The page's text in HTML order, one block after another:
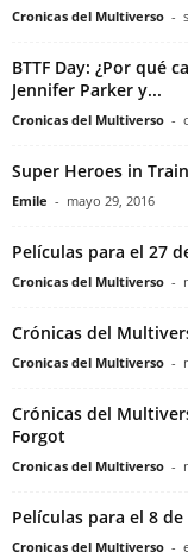
Cronicas del Multiverso -
BTTF Day: ¿Por qué
Jennifer Parker y...
Cronicas del Multiverso -
Super Heroes in
Emile - mayo 29, 2016
Películas para el 27
Cronicas del Multiverso -
Crónicas del
Cronicas del Multiverso -
Crónicas del
Forgot
Cronicas del Multiverso -
Películas para el 8
Cronicas del Multiverso -